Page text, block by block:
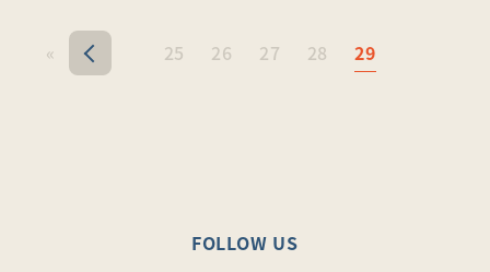
« < 25 26 27 28 29
FOLLOW US